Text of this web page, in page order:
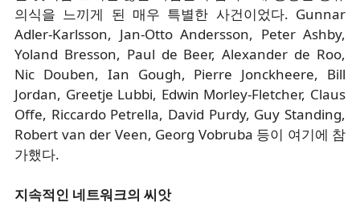
의식을 느끼게 된 매우 특별한 사건이었다. Gunnar
Adler-Karlsson, Jan-Otto Andersson, Peter Ashby,
Yoland Bresson, Paul de Beer, Alexander de Roo,
Nic Douben, Ian Gough, Pierre Jonckheere, Bill
Jordan, Greetje Lubbi, Edwin Morley-Fletcher, Claus
Offe, Riccardo Petrella, David Purdy, Guy Standing,
Robert van der Veen, Georg Vobruba 등이 여기에 참
가했다.
지속적인 네트워크의 씨앗